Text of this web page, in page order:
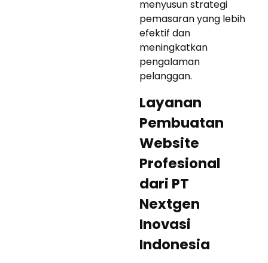
menyusun strategi
pemasaran yang lebih
efektif dan
meningkatkan
pengalaman
pelanggan.
Layanan
Pembuatan
Website
Profesional
dari PT
Nextgen
Inovasi
Indonesia